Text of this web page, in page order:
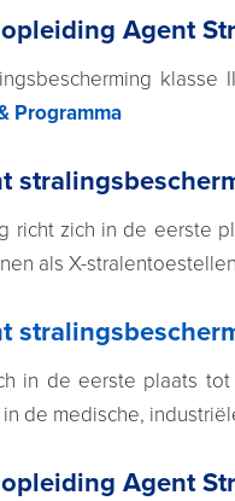
Agent
Programma
richt zich in de eerste
als X-
in de eerste plaats
de medische,
Agent